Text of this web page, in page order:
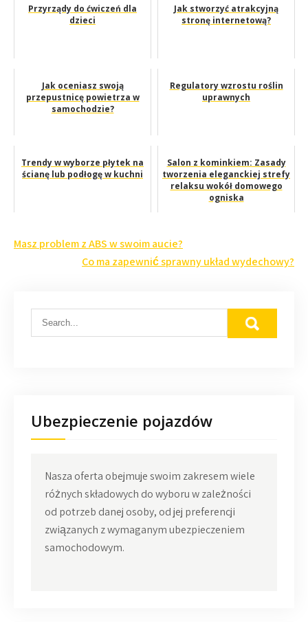
Przyrządy do ćwiczeń dla
dzieci
Jak stworzyć atrakcyjną
stronę internetową?
Jak oceniasz swoją
przepustnicę powietrza w
samochodzie?
Regulatory wzrostu roślin
uprawnych
Trendy w wyborze płytek na
ścianę lub podłogę w kuchni
Salon z kominkiem: Zasady
tworzenia eleganckiej strefy
relaksu wokół domowego
ogniska
Nawigacja
Masz problem z ABS w swoim aucie?
Co ma zapewnić sprawny układ wydechowy?
Ubezpieczenie pojazdów
Nasza oferta obejmuje swoim zakresem wiele
różnych składowych do wyboru w zależności
od potrzeb danej osoby, od jej preferencji
związanych z wymaganym ubezpieczeniem
samochodowym.